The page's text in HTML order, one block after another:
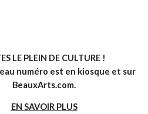
LE PLEIN DE CULTURE !
numéro est en kiosque et sur
BeauxArts.com.
EN SAVOIR PLUS